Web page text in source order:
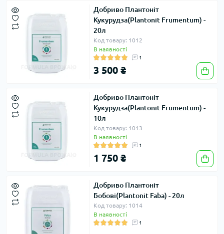
Добриво Плантоніт
Кукурудза(Plantonit Frumentum) -
20л
Код товару: 1012
В наявності
1
3 500 ₴
Добриво Плантоніт
Кукурудза(Plantonit Frumentum) -
10л
Код товару: 1013
В наявності
1
1 750 ₴
Добриво Плантоніт
Бобові(Plantonit Faba) - 20л
Код товару: 1014
В наявності
1